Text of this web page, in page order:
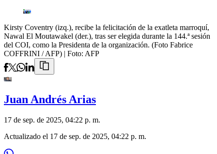
Kirsty Coventry (izq.), recibe la felicitación de la exatleta marroquí,
Nawal El Moutawakel (der.), tras ser elegida durante la 144.ª sesión
del COI, como la Presidenta de la organización. (Foto Fabrice
COFFRINI / AFP) | Foto: AFP
Juan Andrés Arias
17 de sep. de 2025, 04:22 p. m.
Actualizado el 17 de sep. de 2025, 04:22 p. m.